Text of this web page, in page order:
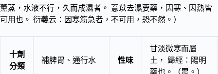
薰蒸，水液不行，久而成濕者。 薏苡去濕要藥，因寒、因熱皆
可用也。 衍義云：因寒筋急者，不可用，恐不然。）
十劑
分類
補脾胃、通行水 性味
甘淡微寒而屬
土， 歸經：陽明
藥也。（胃。）